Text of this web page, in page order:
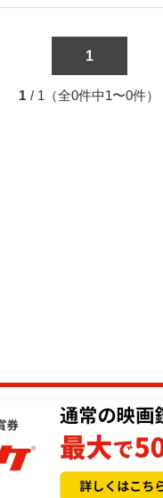
1
1 / 1（全0件中1〜0件）